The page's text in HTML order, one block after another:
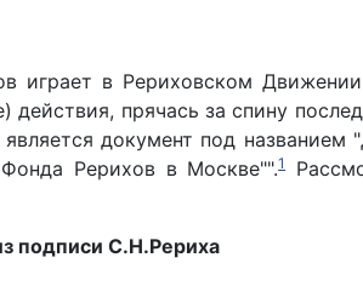
играет в Рериховском
прячась за спину
документ под названием
Рерихов в Москве"".1
подписи С.Н.Рериха